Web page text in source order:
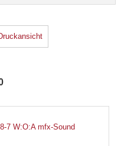
7 W:O:A mfx-Sound